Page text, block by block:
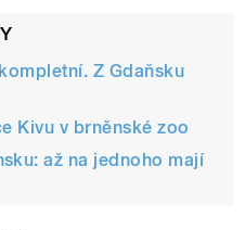
Z Gdaňsku
Kivu v brněnské zoo
až na jednoho mají